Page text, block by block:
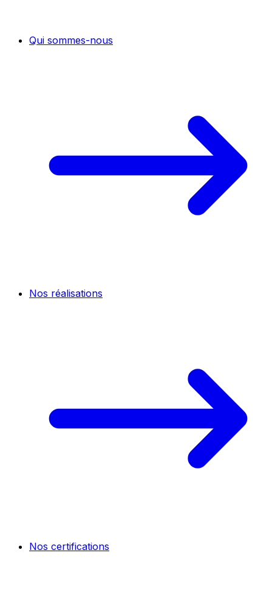
Qui sommes-nous
Nos réalisations
Nos certifications